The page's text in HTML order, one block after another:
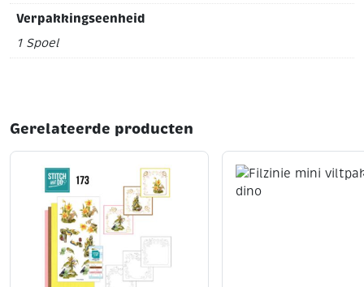
Verpakkingseenheid
1 Spoel
Gerelateerde producten